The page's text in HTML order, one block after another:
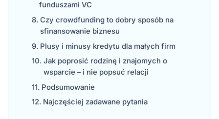
funduszami VC
Czy crowdfunding to dobry sposób na
sfinansowanie biznesu
Plusy i minusy kredytu dla małych firm
Jak poprosić rodzinę i znajomych o
wsparcie – i nie popsuć relacji
Podsumowanie
Najczęściej zadawane pytania